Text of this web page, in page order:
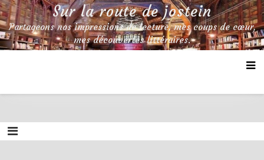
Skip
to
content
Sur la route de jostein
Partageons nos impressions de lecture, mes coups de cœur,
mes découvertes littéraires.